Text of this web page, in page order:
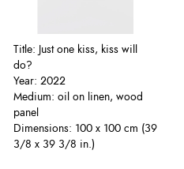
Title: Just one kiss, kiss will
do?
Year: 2022
Medium: oil on linen, wood
panel
Dimensions: 100 x 100 cm (39
3/8 x 39 3/8 in.)